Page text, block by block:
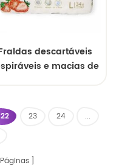
descartáveis
e macias de
22 23 24
...
Páginas